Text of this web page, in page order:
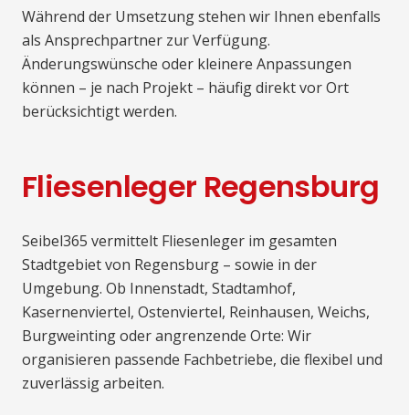
Während der Umsetzung stehen wir Ihnen ebenfalls
als Ansprechpartner zur Verfügung.
Änderungswünsche oder kleinere Anpassungen
können – je nach Projekt – häufig direkt vor Ort
berücksichtigt werden.
Fliesenleger Regensburg
Seibel365 vermittelt Fliesenleger im gesamten
Stadtgebiet von Regensburg – sowie in der
Umgebung. Ob Innenstadt, Stadtamhof,
Kasernenviertel, Ostenviertel, Reinhausen, Weichs,
Burgweinting oder angrenzende Orte: Wir
organisieren passende Fachbetriebe, die flexibel und
zuverlässig arbeiten.